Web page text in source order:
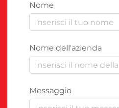
Nome
Nome dell'azienda
Messaggio